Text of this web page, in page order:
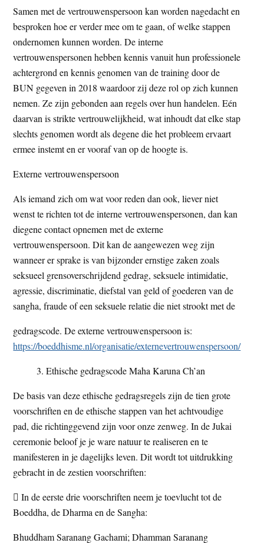
Samen met de vertrouwenspersoon kan worden nagedacht en
besproken hoe er verder mee om te gaan, of welke stappen
ondernomen kunnen worden. De interne
vertrouwenspersonen hebben kennis vanuit hun professionele
achtergrond en kennis genomen van de training door de
BUN gegeven in 2018 waardoor zij deze rol op zich kunnen
nemen. Ze zijn gebonden aan regels over hun handelen. Eén
daarvan is strikte vertrouwelijkheid, wat inhoudt dat elke stap
slechts genomen wordt als degene die het probleem ervaart
ermee instemt en er vooraf van op de hoogte is.
Externe vertrouwenspersoon
Als iemand zich om wat voor reden dan ook, liever niet
wenst te richten tot de interne vertrouwenspersonen, dan kan
diegene contact opnemen met de externe
vertrouwenspersoon. Dit kan de aangewezen weg zijn
wanneer er sprake is van bijzonder ernstige zaken zoals
seksueel grensoverschrijdend gedrag, seksuele intimidatie,
agressie, discriminatie, diefstal van geld of goederen van de
sangha, fraude of een seksuele relatie die niet strookt met de
gedragscode. De externe vertrouwenspersoon is:
https://boeddhisme.nl/organisatie/externevertrouwenspersoon/
Ethische gedragscode Maha Karuna Ch’an
De basis van deze ethische gedragsregels zijn de tien grote
voorschriften en de ethische stappen van het achtvoudige
pad, die richtinggevend zijn voor onze zenweg. In de Jukai
ceremonie beloof je je ware natuur te realiseren en te
manifesteren in je dagelijks leven. Dit wordt tot uitdrukking
gebracht in de zestien voorschriften:
 In de eerste drie voorschriften neem je toevlucht tot de
Boeddha, de Dharma en de Sangha:
Bhuddham Saranang Gachami; Dhamman Saranang